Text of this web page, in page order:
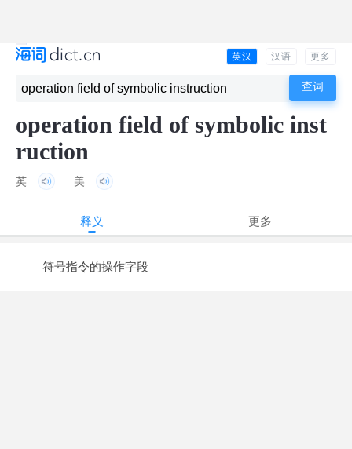
英汉 汉语 更多
operation field of symbolic inst
ruction
英 美
释义 更多
符号指令的操作字段